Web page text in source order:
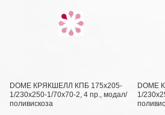
DOME КРЯКШЕЛЛ КПБ 175х205-
1/230х250-1/70х70-2, 4 пр., модал/
поливискоза
DOME
1/